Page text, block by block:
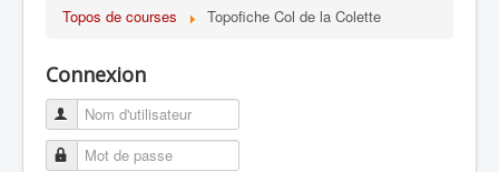
TOUT SUR LE GUMS
ESCALADE
ALPINISME
Topos de courses
Topofiche Col de la Colette
Connexion